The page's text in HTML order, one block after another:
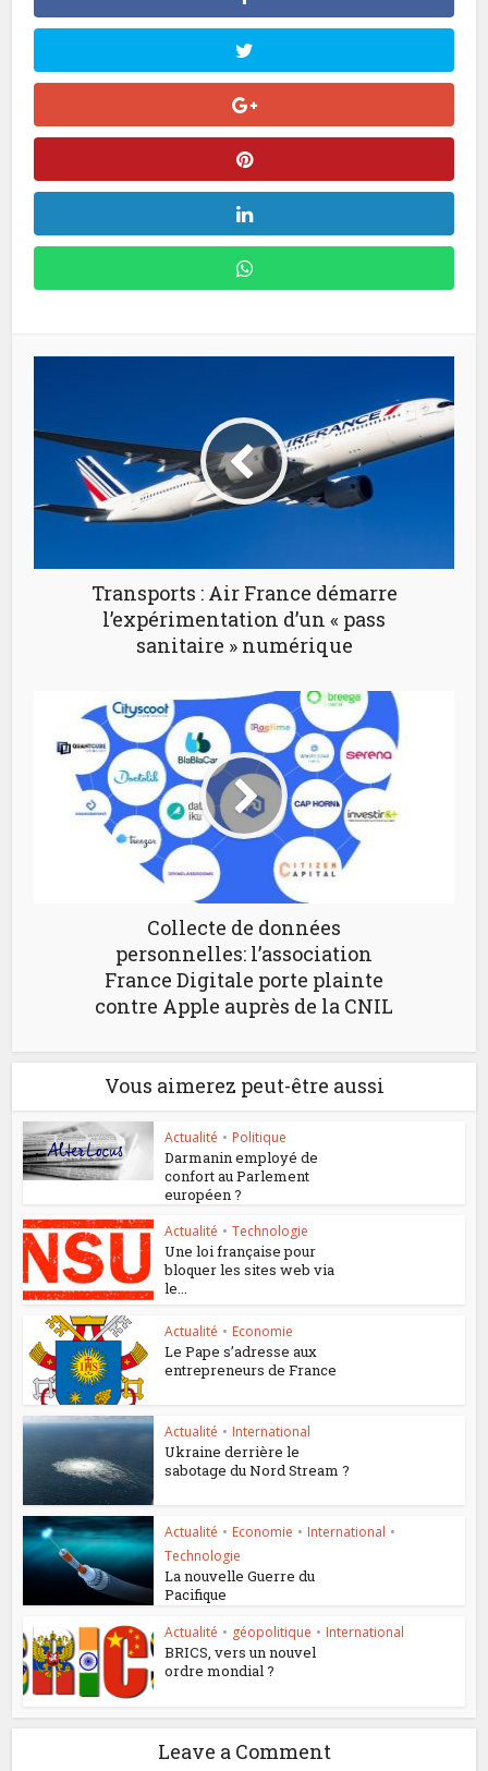
Transports : Air France démarre
l’expérimentation d’un « pass
sanitaire » numérique
Collecte de données
personnelles: l’association
France Digitale porte plainte
contre Apple auprès de la CNIL
Vous aimerez peut-être aussi
Actualité • Politique
Darmanin employé de
confort au Parlement
européen ?
Actualité • Technologie
Une loi française pour
bloquer les sites web via
le...
Actualité • Economie
Le Pape s’adresse aux
entrepreneurs de France
Actualité • International
Ukraine derrière le
sabotage du Nord Stream ?
Actualité • Economie • International •
Technologie
La nouvelle Guerre du
Pacifique
Actualité • géopolitique • International
BRICS, vers un nouvel
ordre mondial ?
Leave a Comment